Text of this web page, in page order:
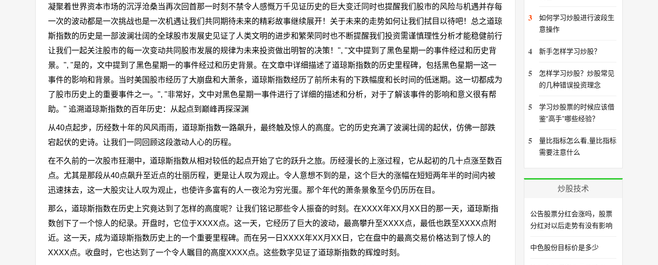
凝聚着世界资本市场的沉浮沧桑当再次回首那一时刻不禁令人感慨万千见证历史的巨大变迁同时也提醒我们股市的风险与机遇并存每
一次的波动都是一次挑战也是一次机遇让我们共同期待未来的精彩故事继续展开！关于未来的走势如何让我们拭目以待吧！总之道琼
斯指数的历史是一部波澜壮阔的全球股市发展史见证了人类文明的进步和繁荣同时也不断提醒我们投资需谨慎理性分析才能稳健前行
让我们一起关注股市的每一次变动共同股市发展的规律为未来投资做出明智的决策！", "文中提到了黑色星期一的事件经过和历史背
景。", "是的，文中提到了黑色星期一的事件经过和历史背景。在文章中详细描述了道琼斯指数的历史里程碑，包括黑色星期一这一
事件的影响和背景。当时美国股市经历了大崩盘和大萧条，道琼斯指数经历了前所未有的下跌幅度和长时间的低迷期。这一切都成为
了股市历史上的重要事件之一。", "非常好，文中对黑色星期一事件进行了详细的描述和分析，对于了解该事件的影响和意义很有帮
助。" 追溯道琼斯指数的百年历史：从起点到巅峰再探深渊
从40点起步，历经数十年的风风雨雨，道琼斯指数一路飙升，最终触及惊人的高度。它的历史充满了波澜壮阔的起伏，仿佛一部跌
宕起伏的史诗。让我们一同回顾这段激动人心的历程。
在不久前的一次股市狂潮中，道琼斯指数从相对较低的起点开始了它的跃升之旅。历经漫长的上涨过程，它从起初的几十点涨至数百
点。尤其是那段从40点飙升至近点的壮丽历程，更是让人叹为观止。令人意想不到的是，这个巨大的涨幅在短短两年半的时间内被
迅速抹去，这一大股灾让人叹为观止，也使许多富有的人一夜沦为穷光蛋。那个年代的萧条景象至今仍历历在目。
那么，道琼斯指数在历史上究竟达到了怎样的高度呢？让我们铭记那些令人振奋的时刻。在XXXX年XX月XX日的那一天，道琼斯指
数创下了一个惊人的纪录。开盘时，它位于XXXX点。这一天，它经历了巨大的波动，最高攀升至XXXX点，最低也跌至XXXX点附
近。这一天，成为道琼斯指数历史上的一个重要里程碑。而在另一日XXXX年XX月XX日，它在盘中的最高交易价格达到了惊人的
XXXX点。收盘时，它也达到了一个令人瞩目的高度XXXX点。这些数字见证了道琼斯指数的辉煌时刻。
3
如何学习炒股进行波段生
意操作
4 新手怎样学习炒股？
5
怎样学习炒股？炒股常见
的几种错误投资理念
5
学习炒股票的时候应该借
鉴“高手”哪些经验？
5
量比指标怎么看,量比指标
需要注意什么
炒股技术
公告股票分红会涨吗，股票
分红对以后走势有没有影响
中色股份目标价是多少